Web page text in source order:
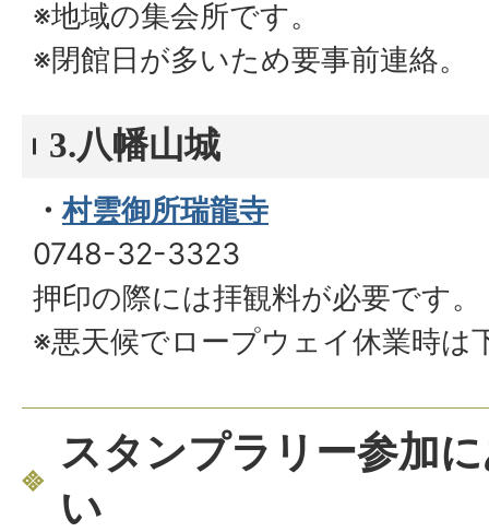
※地域の集会所です。
※閉館日が多いため要事前連絡。
3.八幡山城
・村雲御所瑞龍寺
0748-32-3323
押印の際には拝観料が必要です。
※悪天候でロープウェイ休業時は
スタンプラリー参加
い